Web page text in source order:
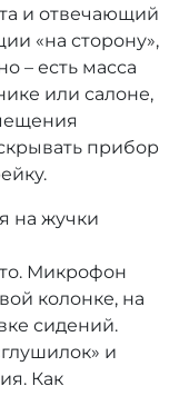
и отвечающий
«на сторону»,
– есть масса
или салоне,
прибор
на жучки
Микрофон
колонке, на
сидений.
и
Как